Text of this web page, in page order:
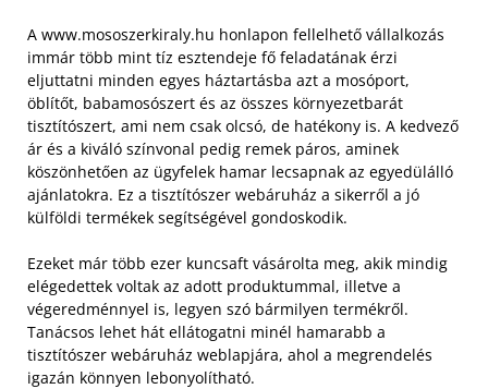
A www.mososzerkiraly.hu honlapon fellelhető vállalkozás
immár több mint tíz esztendeje fő feladatának érzi
eljuttatni minden egyes háztartásba azt a mosóport,
öblítőt, babamosószert és az összes környezetbarát
tisztítószert, ami nem csak olcsó, de hatékony is. A kedvező
ár és a kiváló színvonal pedig remek páros, aminek
köszönhetően az ügyfelek hamar lecsapnak az egyedülálló
ajánlatokra. Ez a tisztítószer webáruház a sikerről a jó
külföldi termékek segítségével gondoskodik.
Ezeket már több ezer kuncsaft vásárolta meg, akik mindig
elégedettek voltak az adott produktummal, illetve a
végeredménnyel is, legyen szó bármilyen termékről.
Tanácsos lehet hát ellátogatni minél hamarabb a
tisztítószer webáruház weblapjára, ahol a megrendelés
igazán könnyen lebonyolítható.